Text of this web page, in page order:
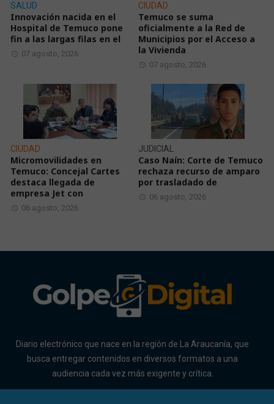
SALUD
Innovación nacida en el
Hospital de Temuco pone
fin a las largas filas en el
07 agosto, 2026
CIUDAD
Temuco se suma
oficialmente a la Red de
Municipios por el Acceso a
la Vivienda
07 agosto, 2026
CIUDAD
Micromovilidades en
Temuco: Concejal Cartes
destaca llegada de
empresa Jet con
06 agosto, 2026
JUDICIAL
Caso Naín: Corte de Temuco
rechaza recurso de amparo
por trasladado de
06 agosto, 2026
Diario electrónico que nace en la región de La Araucanía, que
busca entregar contenidos en diversos formatos a una
audiencia cada vez más exigente y crítica.